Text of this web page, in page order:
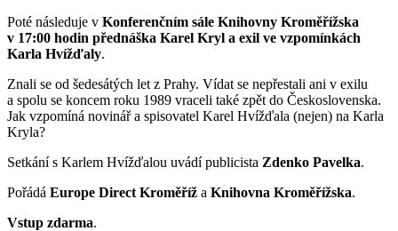
Poté následuje v Konferenčním sále Knihovny Kroměřížska
v 17:00 hodin přednáška Karel Kryl a exil ve vzpomínkách
Karla Hvížďaly.
Znali se od šedesátých let z Prahy. Vídat se nepřestali ani v exilu
a spolu se koncem roku 1989 vraceli také zpět do Československa.
Jak vzpomíná novinář a spisovatel Karel Hvížďala (nejen) na Karla
Kryla?
Setkání s Karlem Hvížďalou uvádí publicista Zdenko Pavelka.
Pořádá Europe Direct Kroměříž a Knihovna Kroměřížska.
Vstup zdarma.